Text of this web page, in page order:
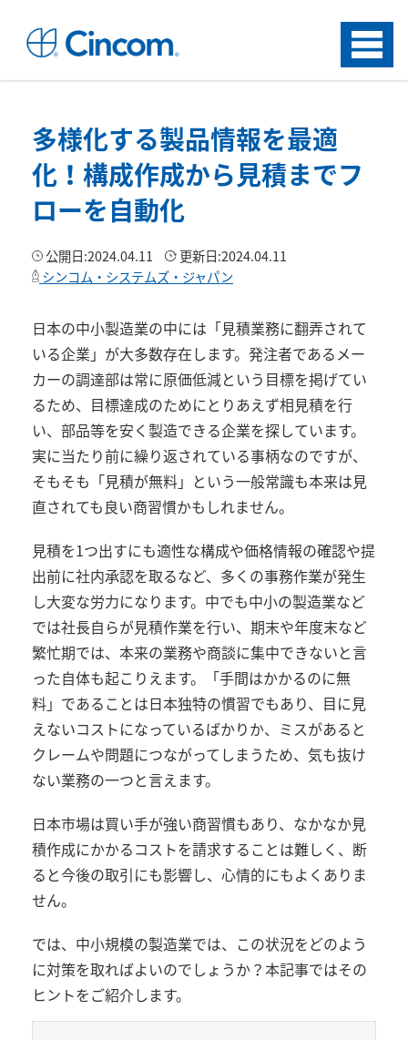
Menu
多様化する製品情報を最適
化！構成作成から見積までフ
ローを自動化
公開日:2024.04.11 更新日:2024.04.11
シンコム・システムズ・ジャパン
日本の中小製造業の中には「見積業務に翻弄されて
いる企業」が大多数存在します。発注者であるメー
カーの調達部は常に原価低減という目標を掲げてい
るため、目標達成のためにとりあえず相見積を行
い、部品等を安く製造できる企業を探しています。
実に当たり前に繰り返されている事柄なのですが、
そもそも「見積が無料」という一般常識も本来は見
直されても良い商習慣かもしれません。
見積を1つ出すにも適性な構成や価格情報の確認や提
出前に社内承認を取るなど、多くの事務作業が発生
し大変な労力になります。中でも中小の製造業など
では社長自らが見積作業を行い、期末や年度末など
繁忙期では、本来の業務や商談に集中できないと言
った自体も起こりえます。「手間はかかるのに無
料」であることは日本独特の慣習でもあり、目に見
えないコストになっているばかりか、ミスがあると
クレームや問題につながってしまうため、気も抜け
ない業務の一つと言えます。
日本市場は買い手が強い商習慣もあり、なかなか見
積作成にかかるコストを請求することは難しく、断
ると今後の取引にも影響し、心情的にもよくありま
せん。
では、中小規模の製造業では、この状況をどのよう
に対策を取ればよいのでしょうか？本記事ではその
ヒントをご紹介します。